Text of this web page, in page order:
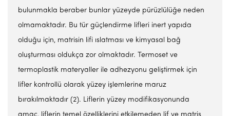
bulunmakla beraber bunlar yüzeyde pürüzlülüğe neden
olmamaktadır. Bu tür güçlendirme lifleri inert yapıda
olduğu için, matrisin lifi ıslatması ve kimyasal bağ
oluşturması oldukça zor olmaktadır. Termoset ve
termoplastik materyaller ile adhezyonu geliştirmek için
lifler kontrollü olarak yüzey işlemlerine maruz
bırakılmaktadır (2). Liflerin yüzey modifikasyonunda